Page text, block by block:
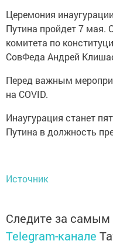
Церемония
Путина пройдет 7 мая.
комитета по
СовФеда Андрей
Перед важным
на COVID.
Инаугурация станет
Путина в должность
Источник
Следите за
Telegram-канале